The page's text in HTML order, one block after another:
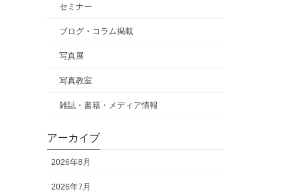
セミナー
ブログ・コラム掲載
写真展
写真教室
雑誌・書籍・メディア情報
アーカイブ
2026年8月
2026年7月